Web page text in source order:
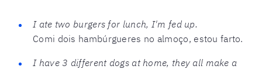
I ate two burgers for lunch, I'm fed up.
Comi dois hambúrgueres no almoço, estou farto.
I have 3 different dogs at home, they all make a